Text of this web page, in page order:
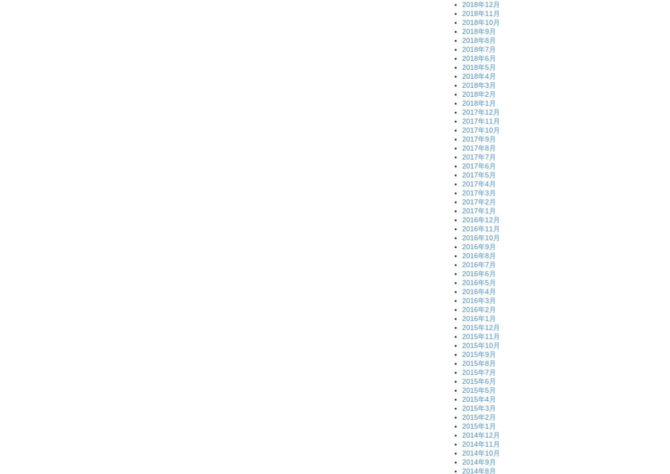
2018年12月
2018年11月
2018年10月
2018年9月
2018年8月
2018年7月
2018年6月
2018年5月
2018年4月
2018年3月
2018年2月
2018年1月
2017年12月
2017年11月
2017年10月
2017年9月
2017年8月
2017年7月
2017年6月
2017年5月
2017年4月
2017年3月
2017年2月
2017年1月
2016年12月
2016年11月
2016年10月
2016年9月
2016年8月
2016年7月
2016年6月
2016年5月
2016年4月
2016年3月
2016年2月
2016年1月
2015年12月
2015年11月
2015年10月
2015年9月
2015年8月
2015年7月
2015年6月
2015年5月
2015年4月
2015年3月
2015年2月
2015年1月
2014年12月
2014年11月
2014年10月
2014年9月
2014年8月